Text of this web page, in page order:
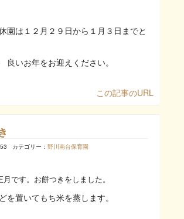
園は１２月２９日から１月３日までと
いお年をお迎えください。
この記事のURL
カテゴリー： 野川南台保育園
月です。お餅つきをしました。
を置いてもち米を蒸します。